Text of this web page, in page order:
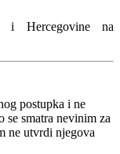
i Hercegovine na
postupka i ne
se smatra nevinim za
ne utvrdi njegova